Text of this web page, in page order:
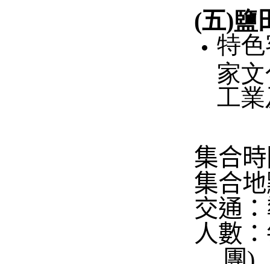
(五)鹽
特
家
工
集合
集合
交通
人數